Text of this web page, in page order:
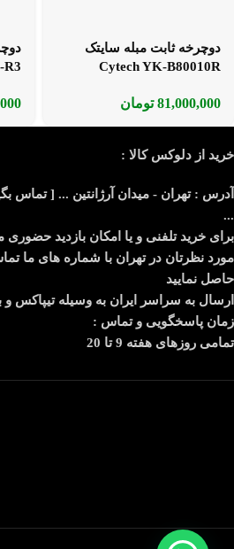
دوچرخه ثابت مبله سایتک
Cytech YK-B80010R
81,000,000 تومان
R3
خرید از دلوکس کالا :
آدرس : تهران - میدان آرژانتین ... [ تماس
...
برای خرید تلفنی و یا امکان بازدید
مورد نظرتان در تهران با شماره های ما
حاصل نمایید
ارسال به سراسر ایران به وسیله تیپاکس و
زمان پاسخگویی و تماس :
تمامی روزهای هفته 9 تا 20